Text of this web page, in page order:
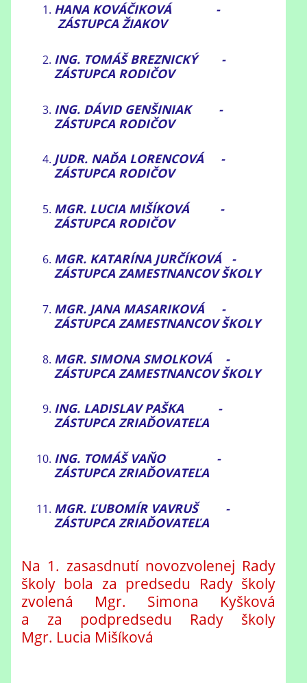
HANA KOVÁČIKOVÁ -
ZÁSTUPCA ŽIAKOV
ING. TOMÁŠ BREZNICKÝ -
ZÁSTUPCA RODIČOV
ING. DÁVID GENŠINIAK -
ZÁSTUPCA RODIČOV
JUDR. NAĎA LORENCOVÁ -
ZÁSTUPCA RODIČOV
MGR. LUCIA MIŠÍKOVÁ -
ZÁSTUPCA RODIČOV
MGR. KATARÍNA JURČÍKOVÁ -
ZÁSTUPCA ZAMESTNANCOV ŠKOLY
MGR. JANA MASARIKOVÁ -
ZÁSTUPCA ZAMESTNANCOV ŠKOLY
MGR. SIMONA SMOLKOVÁ -
ZÁSTUPCA ZAMESTNANCOV ŠKOLY
ING. LADISLAV PAŠKA -
ZÁSTUPCA ZRIAĎOVATEĽA
ING. TOMÁŠ VAŇO -
ZÁSTUPCA ZRIAĎOVATEĽA
MGR. ĽUBOMÍR VAVRUŠ -
ZÁSTUPCA ZRIAĎOVATEĽA
Na 1. zasasdnutí novozvolenej Rady
školy bola za predsedu Rady školy
zvolená Mgr. Simona Kyšková
a za podpredsedu Rady školy
Mgr. Lucia Mišíková